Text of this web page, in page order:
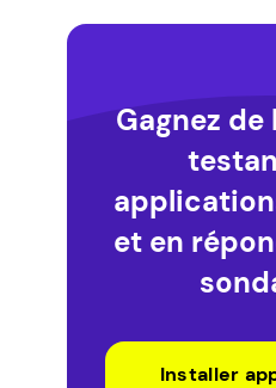
Gagnez de
et en
Installer